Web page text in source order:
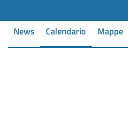
News Calendario Mappe